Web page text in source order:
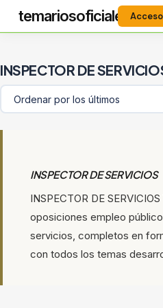
temariosoficiales
INSPECTOR DE
INSPECTOR DE SERVICIOS
INSPECTOR DE
oposiciones empleo
servicios, completos en
con todos los temas